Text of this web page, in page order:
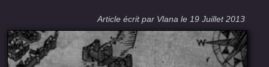
Article écrit par Vlana le 19 Juillet 2013